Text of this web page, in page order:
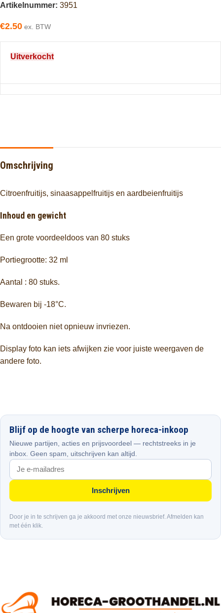
Artikelnummer: 3951
€2.50 ex. BTW
Uitverkocht
Omschrijving
Citroenfruitijs, sinaasappelfruitijs en aardbeienfruitijs
Inhoud en gewicht
Een grote voordeeldoos van 80 stuks
Portiegrootte: 32 ml
Aantal : 80 stuks.
Bewaren bij -18°C.
Na ontdooien niet opnieuw invriezen.
Display foto kan iets afwijken zie voor juiste weergaven de
andere foto.
Blijf op de hoogte van scherpe horeca-inkoop
Nieuwe partijen, acties en prijsvoordeel — rechtstreeks in je
inbox. Geen spam, uitschrijven kan altijd.
Inschrijven
Door je in te schrijven ga je akkoord met onze nieuwsbrief. Afmelden kan
met één klik.